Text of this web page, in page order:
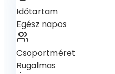
Időtartam
Egész napos
Csoportméret
Rugalmas